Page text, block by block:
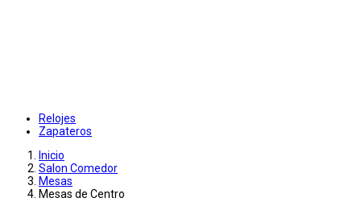
Relojes
Zapateros
Inicio
Salon Comedor
Mesas
Mesas de Centro